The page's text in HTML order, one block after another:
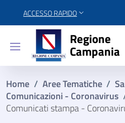
ACCESSO RAPIDO
Regione
Campania
Home / Aree Tematiche /
Comunicazioni - Coronavirus
Comunicati stampa -